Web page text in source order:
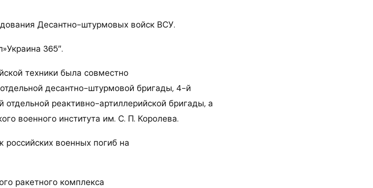
Десантно-штурмовых войск ВСУ.
365″.
техники была совместно
десантно-штурмовой бригады, 4-й
отдельной реактивно-артиллерийской бригады, а
военного института им. С. П. Королева.
военных погиб на
ракетного комплекса